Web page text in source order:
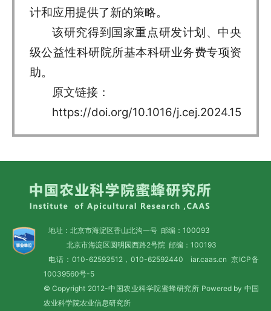
计和应用提供了新的策略。
该研究得到国家重点研发计划、中央
级公益性科研院所基本科研业务费专项资
助。
原文链接：
https://doi.org/10.1016/j.cej.2024.153534
地址：北京市海淀区香山北沟一号 邮编：100093
北京市海淀区圆明园西路2号院 邮编：100193
电话：010-62593512，010-62592440 iar.caas.cn 京ICP备
10039560号-5
© Copyright 2012-中国农业科学院蜜蜂研究所 Powered by 中国
农业科学院农业信息研究所